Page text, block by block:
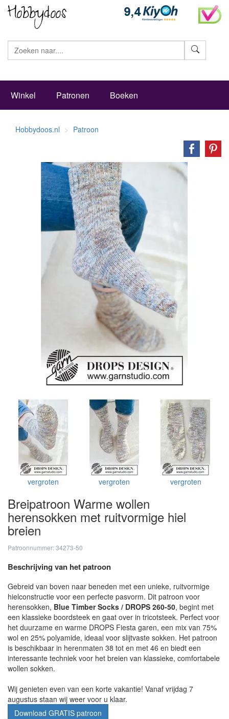
Winkel Patronen Boeken
Hobbydoos.nl Patroon
vergroten vergroten vergroten
Breipatroon Warme wollen
herensokken met ruitvormige hiel
breien
Patroonnummer: 34273-50
Beschrijving van het patroon
Gebreid van boven naar beneden met een unieke, ruitvormige
hielconstructie voor een perfecte pasvorm. Dit patroon voor
herensokken, Blue Timber Socks / DROPS 260-50, begint met
een klassieke boordsteek en gaat over in tricotsteek. Perfect voor
het duurzame en warme DROPS Fiesta garen, een mix van 75%
wol en 25% polyamide, ideaal voor slijtvaste sokken. Het patroon
is beschikbaar in herenmaten 38 tot en met 46 en biedt een
interessante techniek voor het breien van klassieke, comfortabele
wollen sokken.
Wij genieten even van een korte vakantie! Vanaf vrijdag 7
augustus staan wij weer voor u klaar.
Download GRATIS patroon